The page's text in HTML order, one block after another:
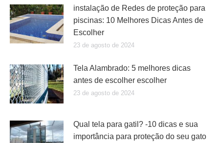
instalação de Redes de proteção para
piscinas: 10 Melhores Dicas Antes de
Escolher
23 de agosto de 2024
Tela Alambrado: 5 melhores dicas
antes de escolher escolher
23 de agosto de 2024
Qual tela para gatil? -10 dicas e sua
importância para proteção do seu gato